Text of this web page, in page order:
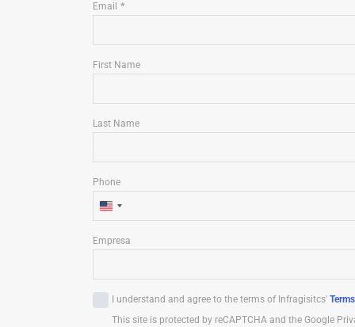
Email
First Name
Last Name
U
i
d
Phone
Empresa
I understand and agree to the terms of Infragisitcs'
This site is protected by reCAPTCHA and the Google